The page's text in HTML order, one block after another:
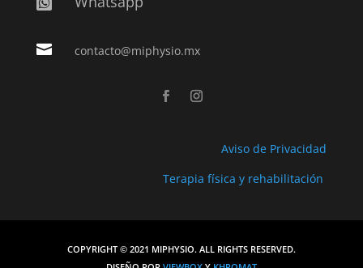
 contacto@miphysio.mx
Aviso de Privacidad
Terapia física y rehabilitación
COPYRIGHT © 2021 MIPHYSIO. ALL RIGHTS RESERVED.